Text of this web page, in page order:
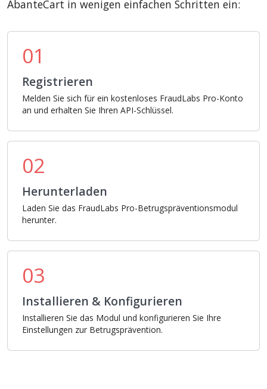
AbanteCart in wenigen einfachen Schritten ein:
01
Registrieren
Melden Sie sich für ein kostenloses FraudLabs Pro-Konto
an und erhalten Sie Ihren API-Schlüssel.
02
Herunterladen
Laden Sie das FraudLabs Pro-Betrugspräventionsmodul
herunter.
03
Installieren & Konfigurieren
Installieren Sie das Modul und konfigurieren Sie Ihre
Einstellungen zur Betrugsprävention.